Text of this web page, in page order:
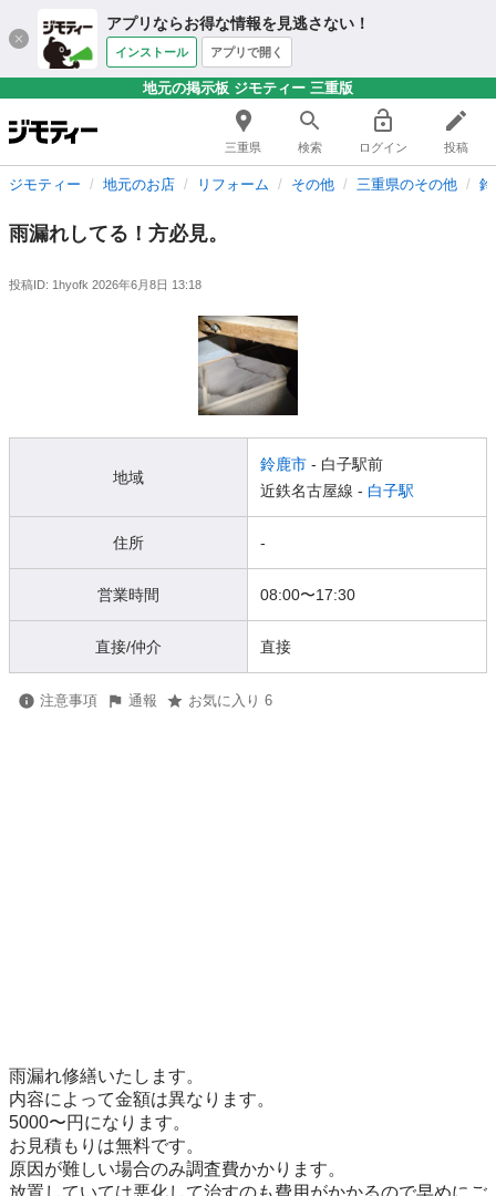
アプリならお得な情報を見逃さない！
インストール アプリで開く
地元の掲示板 ジモティー 三重版
三重県 検索 ログイン 投稿
ジモティー 地元のお店 リフォーム その他 三重県のその他
雨漏れしてる！方必見。
投稿ID: 1hyofk 2026年6月8日 13:18
地域
鈴鹿市 - 白子駅前
近鉄名古屋線 - 白子駅
住所 -
営業時間 08:00〜17:30
直接/仲介 直接
注意事項 通報 お気に入り 6
雨漏れ修繕いたします。
内容によって金額は異なります。
5000〜円になります。
お見積もりは無料です。
原因が難しい場合のみ調査費かかります。
放置していては悪化して治すのも費用がかかるので早めにご